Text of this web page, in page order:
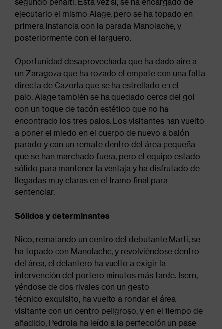
segundo penalti. Esta vez sí, se ha encargado de
ejecutarlo el mismo Alage, pero se ha topado en
primera instancia con la parada Manolache, y
posteriormente con el larguero.
Oportunidad desaprovechada que ha dado aire a
un Zaragoza que ha rozado el empate con una falta
directa de Cazorla que se ha estrellado en el
palo. Alage también se ha quedado cerca del gol
con un toque de tacón estético que no ha
encontrado los tres palos. Los visitantes han vuelto
a poner el miedo en el cuerpo de nuevo a balón
parado y con un remate dentro del área pequeña
que se han marchado fuera, pero el equipo estado
sólido para mantener la ventaja y ha disfrutado de
llegadas muy claras en el tramo final para
sentenciar.
Sólidos y determinantes
Nico, rematando un centro del debutante Martí, se
ha topado con Manolache, y revolviéndose dentro
del área, el delantero ha vuelto a exigir la
intervención del portero minutos más tarde. Isern,
yéndose de dos rivales con un gesto
técnico exquisito, ha vuelto a rondar el área
visitante con un centro peligroso, y en el tiempo de
añadido, Pedrola ha leído a la perfección un pase